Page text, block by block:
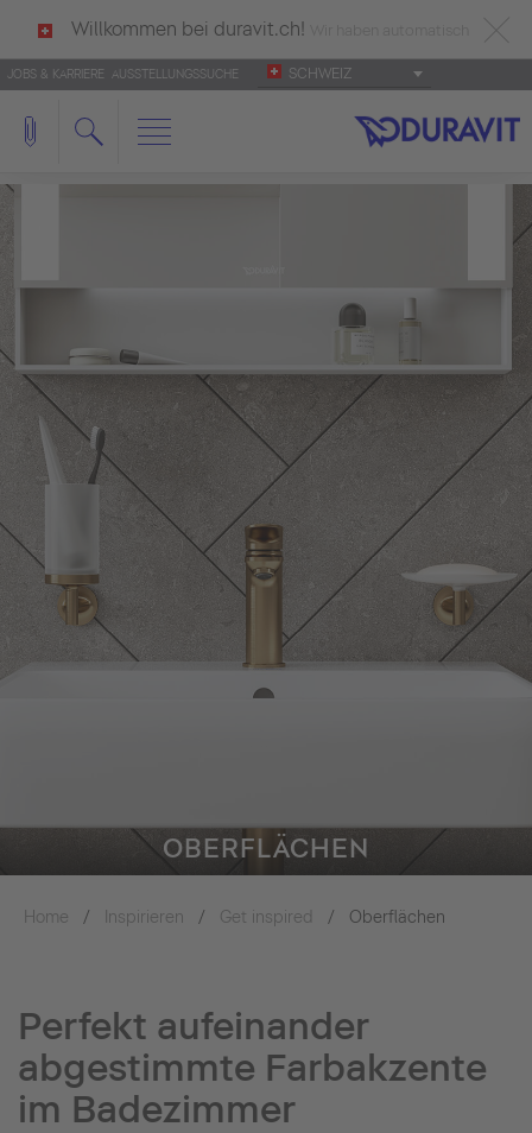
Willkommen bei duravit.ch!
deutsch als Ihre Sprache erkannt.
Français Italiano
JOBS & KARRIERE AUSSTELLUNGSSUCHE SCHWEIZ
OBERFLÄCHEN
Home Inspirieren Get inspired Oberflächen
Perfekt aufeinander
abgestimmte Farbakzente
im Badezimmer